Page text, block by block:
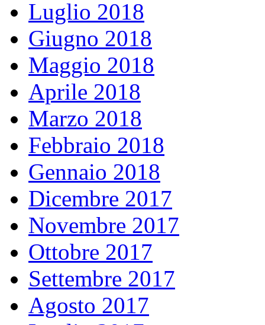
Luglio 2018
Giugno 2018
Maggio 2018
Aprile 2018
Marzo 2018
Febbraio 2018
Gennaio 2018
Dicembre 2017
Novembre 2017
Ottobre 2017
Settembre 2017
Agosto 2017